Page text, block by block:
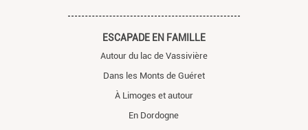
ESCAPADE EN FAMILLE
Autour du lac de Vassivière
Dans les Monts de Guéret
À Limoges et autour
En Dordogne